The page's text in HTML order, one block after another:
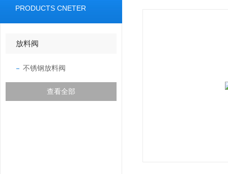
PRODUCTS CNETER
放料阀
不锈钢放料阀
查看全部